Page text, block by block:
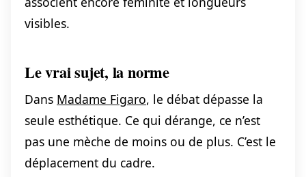
visibles.
Le vrai sujet, la norme
Dans Madame Figaro, le débat dépasse la
seule esthétique. Ce qui dérange, ce n’est
pas une mèche de moins ou de plus. C’est le
déplacement du cadre.